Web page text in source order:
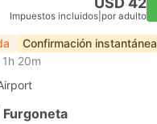
Impuestos incluidos por adulto
Confirmación instantánea
1h 20m
Furgoneta